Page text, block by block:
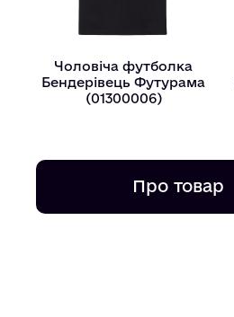
Чоловіча футболка
Бендерівець Футурама
(01300006)
Про товар